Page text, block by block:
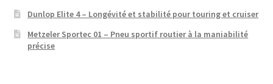
Dunlop Elite 4 – Longévité et stabilité pour touring et cruiser
Metzeler Sportec 01 – Pneu sportif routier à la maniabilité
précise